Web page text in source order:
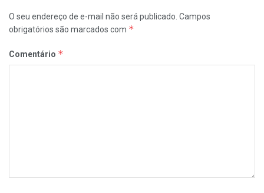
O seu endereço de e-mail não será publicado. Campos
obrigatórios são marcados com *
Comentário *